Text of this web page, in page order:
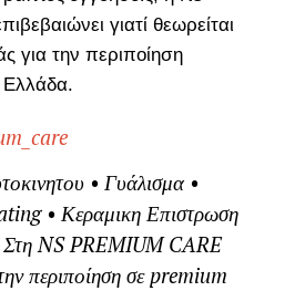
γιατί θεωρείται
για την περιποίηση
• Γυάλισμα •
• Κεραμικη Επιστρωση
Στη NS PREMIUM CARE
περιποίηση σε premium